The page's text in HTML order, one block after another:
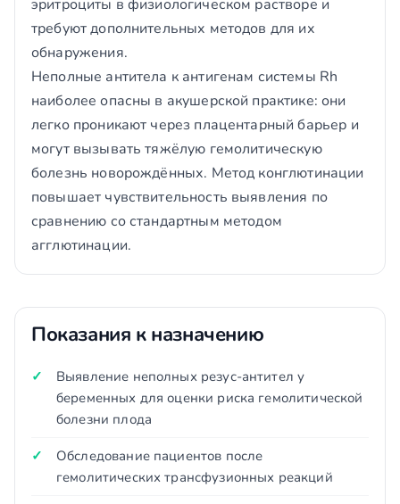
эритроциты в физиологическом растворе и
требуют дополнительных методов для их
обнаружения.
Неполные антитела к антигенам системы Rh
наиболее опасны в акушерской практике: они
легко проникают через плацентарный барьер и
могут вызывать тяжёлую гемолитическую
болезнь новорождённых. Метод конглютинации
повышает чувствительность выявления по
сравнению со стандартным методом
агглютинации.
Показания к назначению
Выявление неполных резус-антител у
беременных для оценки риска гемолитической
болезни плода
Обследование пациентов после
гемолитических трансфузионных реакций